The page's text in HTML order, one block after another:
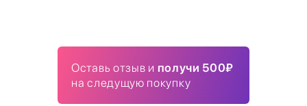
Оставь отзыв и получи 500₽
на следущую покупку